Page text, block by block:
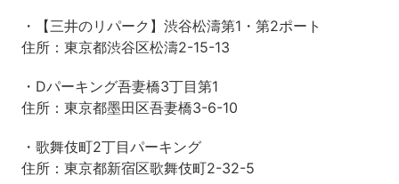
・【三井のリパーク】渋谷松濤第1・第2ポート
住所：東京都渋谷区松濤2-15-13
・Dパーキング吾妻橋3丁目第1
住所：東京都墨田区吾妻橋3-6-10
・歌舞伎町2丁目パーキング
住所：東京都新宿区歌舞伎町2-32-5